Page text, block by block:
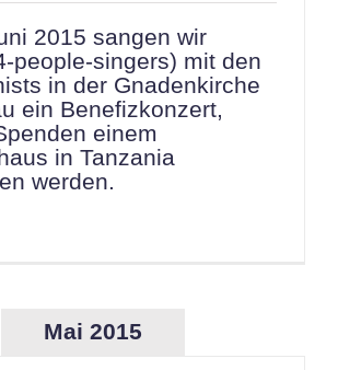
2015 sangen wir
people-singers) mit den
in der Gnadenkirche
ein Benefizkonzert,
einem
in Tanzania
werden.
Mai 2015